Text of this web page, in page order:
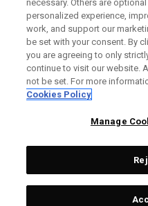
necessary. Others are
personalized experience,
work, and support our
be set with your consent. By
you are agreeing to only
continue to visit our website.
not be set. For more
Cookies Policy
Manage